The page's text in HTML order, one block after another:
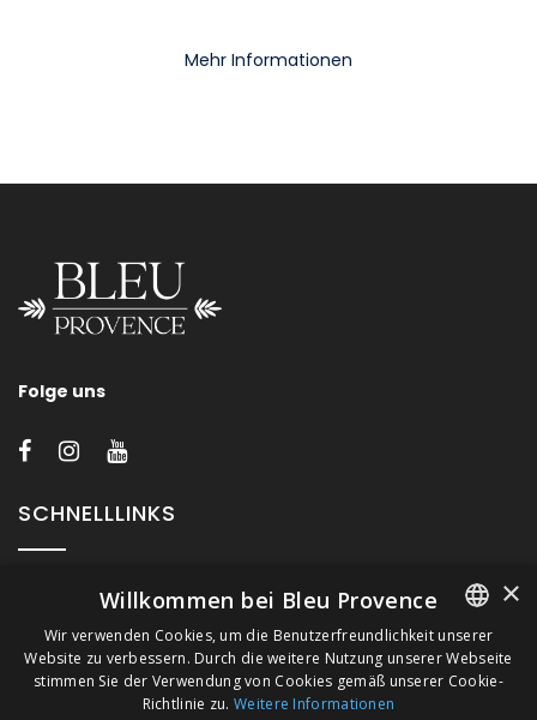
Mehr Informationen
Folge uns
SCHNELLLINKS
Über Bleu Provence
Impressum
Geschäftsbedingungen
Kontaktieren Sie uns
FRENCH
×
Willkommen bei Bleu Provence
Wir verwenden Cookies, um die Benutzerfreundlichkeit unserer
Website zu verbessern. Durch die weitere Nutzung unserer Webseite
stimmen Sie der Verwendung von Cookies gemäß unserer Cookie-
Richtlinie zu. Weitere Informationen